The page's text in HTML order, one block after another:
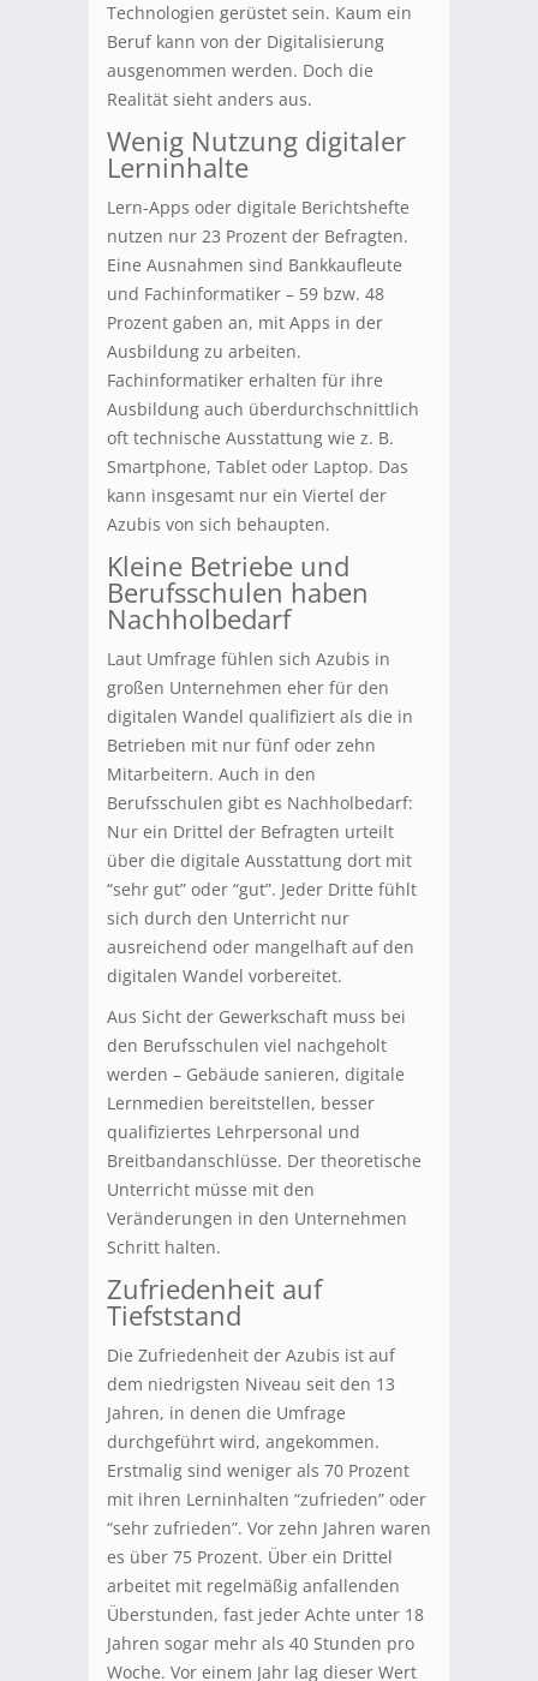
Technologien gerüstet sein. Kaum ein
Beruf kann von der Digitalisierung
ausgenommen werden. Doch die
Realität sieht anders aus.
Wenig Nutzung digitaler
Lerninhalte
Lern-Apps oder digitale Berichtshefte
nutzen nur 23 Prozent der Befragten.
Eine Ausnahmen sind Bankkaufleute
und Fachinformatiker – 59 bzw. 48
Prozent gaben an, mit Apps in der
Ausbildung zu arbeiten.
Fachinformatiker erhalten für ihre
Ausbildung auch überdurchschnittlich
oft technische Ausstattung wie z. B.
Smartphone, Tablet oder Laptop. Das
kann insgesamt nur ein Viertel der
Azubis von sich behaupten.
Kleine Betriebe und
Berufsschulen haben
Nachholbedarf
Laut Umfrage fühlen sich Azubis in
großen Unternehmen eher für den
digitalen Wandel qualifiziert als die in
Betrieben mit nur fünf oder zehn
Mitarbeitern. Auch in den
Berufsschulen gibt es Nachholbedarf:
Nur ein Drittel der Befragten urteilt
über die digitale Ausstattung dort mit
“sehr gut” oder “gut”. Jeder Dritte fühlt
sich durch den Unterricht nur
ausreichend oder mangelhaft auf den
digitalen Wandel vorbereitet.
Aus Sicht der Gewerkschaft muss bei
den Berufsschulen viel nachgeholt
werden – Gebäude sanieren, digitale
Lernmedien bereitstellen, besser
qualifiziertes Lehrpersonal und
Breitbandanschlüsse. Der theoretische
Unterricht müsse mit den
Veränderungen in den Unternehmen
Schritt halten.
Zufriedenheit auf
Tiefststand
Die Zufriedenheit der Azubis ist auf
dem niedrigsten Niveau seit den 13
Jahren, in denen die Umfrage
durchgeführt wird, angekommen.
Erstmalig sind weniger als 70 Prozent
mit ihren Lerninhalten “zufrieden” oder
“sehr zufrieden”. Vor zehn Jahren waren
es über 75 Prozent. Über ein Drittel
arbeitet mit regelmäßig anfallenden
Überstunden, fast jeder Achte unter 18
Jahren sogar mehr als 40 Stunden pro
Woche. Vor einem Jahr lag dieser Wert